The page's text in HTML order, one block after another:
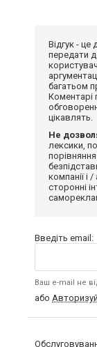
Відгук -
передати
багатьом
Коментарі
цікавлять.
Не
лексики,
компанії і
сторонні
Введіть email:
Ваш e-mail не
або